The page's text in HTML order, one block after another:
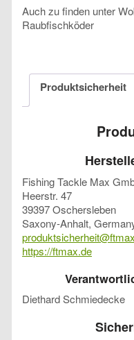
Auch zu finden unter
Raubfischköder
Produktsicherheit
Fishing Tackle Max
Heerstr. 47
39397 Oschersleben
Saxony-Anhalt,
https://ftmax.de
Diethard Schmiedecke